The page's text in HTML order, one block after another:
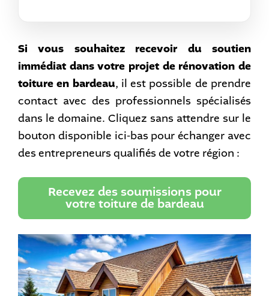
Si vous souhaitez recevoir du soutien
immédiat dans votre projet de rénovation de
toiture en bardeau, il est possible de prendre
contact avec des professionnels spécialisés
dans le domaine. Cliquez sans attendre sur le
bouton disponible ici-bas pour échanger avec
des entrepreneurs qualifiés de votre région :
Recevez des soumissions pour
votre toiture de bardeau